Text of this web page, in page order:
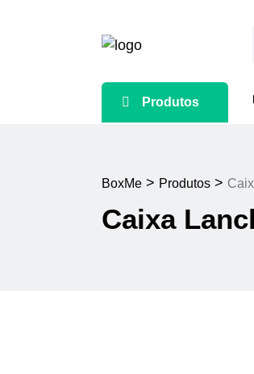
Produtos
BoxMe > Produtos >
Caixa